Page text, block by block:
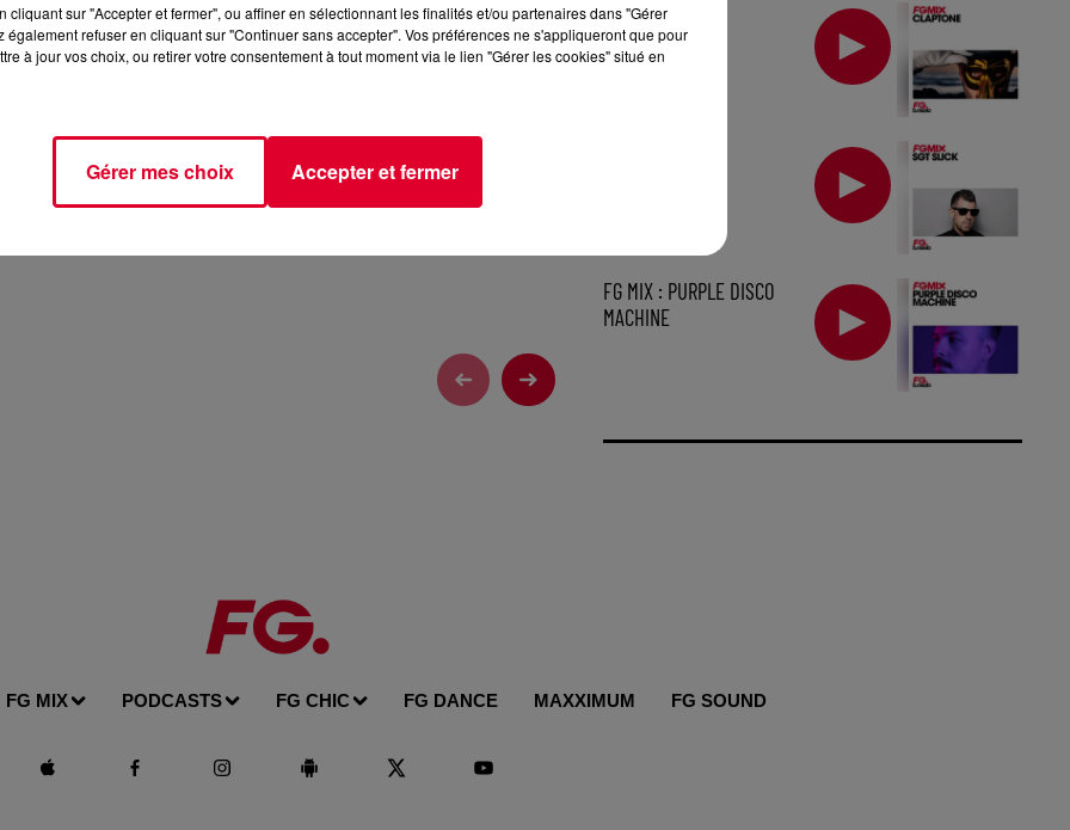
FG (IOS https://urlz.fr/hhZx - Google Play
programmation house, deep, et électro
pour plus d'informations.
MIX : CLAPTONE
FG MIX : PURPLE DISCO
MACHINE
FG MIX PODCASTS FG CHIC FG DANCE MAXXIMUM FG SOUND
cliquant sur "Accepter et fermer", ou affiner en sélectionnant les finalités et/ou partenaires dans "Gérer
également refuser en cliquant sur "Continuer sans accepter". Vos préférences ne s'appliqueront que pour
à jour vos choix, ou retirer votre consentement à tout moment via le lien "Gérer les cookies" situé en
Gérer mes choix Accepter et fermer